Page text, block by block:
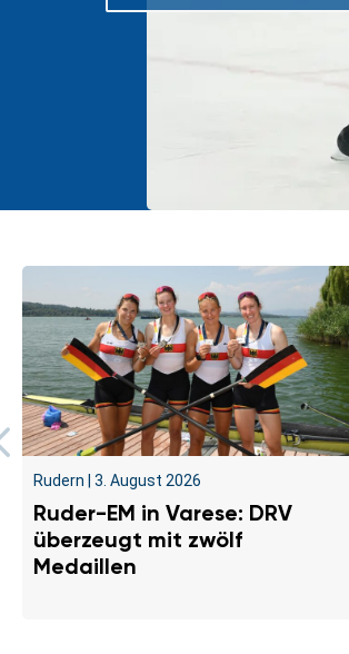
Rudern 3. August 2026
Ruder-EM in Varese: DRV
überzeugt mit zwölf
Medaillen